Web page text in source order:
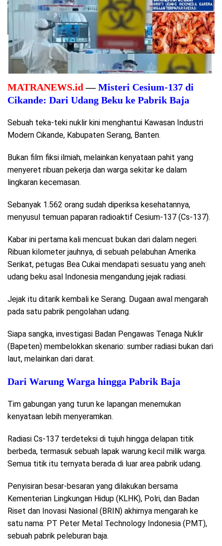
MATRANEWS.id —Misteri Cesium-137 di
Cikande: Dari Udang Beku ke Pabrik Baja
Sebuah teka-teki nuklir kini menghantui Kawasan Industri
Modern Cikande, Kabupaten Serang, Banten.
Bukan film fiksi ilmiah, melainkan kenyataan pahit yang
menyeret ribuan pekerja dan warga sekitar ke dalam
lingkaran kecemasan.
Sebanyak 1.562 orang sudah diperiksa kesehatannya,
menyusul temuan paparan radioaktif Cesium-137 (Cs-137).
Kabar ini pertama kali mencuat bukan dari dalam negeri.
Ribuan kilometer jauhnya, di sebuah pelabuhan Amerika
Serikat, petugas Bea Cukai mendapati sesuatu yang aneh:
udang beku asal Indonesia mengandung jejak radiasi.
Jejak itu ditarik kembali ke Serang. Dugaan awal mengarah
pada satu pabrik pengolahan udang.
Siapa sangka, investigasi Badan Pengawas Tenaga Nuklir
(Bapeten) membelokkan skenario: sumber radiasi bukan dari
laut, melainkan dari darat.
Dari Warung Warga hingga Pabrik Baja
Tim gabungan yang turun ke lapangan menemukan
kenyataan lebih menyeramkan.
Radiasi Cs-137 terdeteksi di tujuh hingga delapan titik
berbeda, termasuk sebuah lapak warung kecil milik warga.
Semua titik itu ternyata berada di luar area pabrik udang.
Penyisiran besar-besaran yang dilakukan bersama
Kementerian Lingkungan Hidup (KLHK), Polri, dan Badan
Riset dan Inovasi Nasional (BRIN) akhirnya mengarah ke
satu nama: PT Peter Metal Technology Indonesia (PMT),
sebuah pabrik peleburan baja.